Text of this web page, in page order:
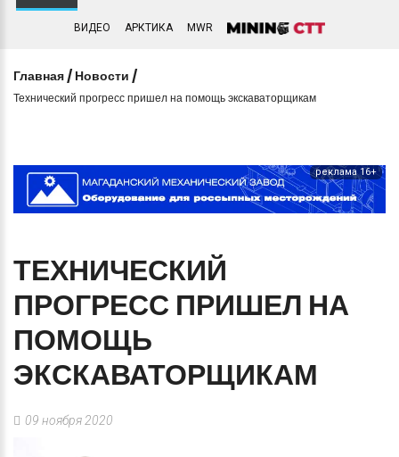
ВИДЕО АРКТИКА MWR
Главная / Новости /
Технический прогресс пришел на помощь экскаваторщикам
реклама 16+
ТЕХНИЧЕСКИЙ
ПРОГРЕСС ПРИШЕЛ НА
ПОМОЩЬ
ЭКСКАВАТОРЩИКАМ
09 ноября 2020